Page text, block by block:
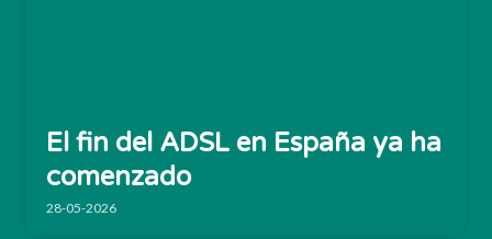
El fin del ADSL en España ya ha
comenzado
28-05-2026